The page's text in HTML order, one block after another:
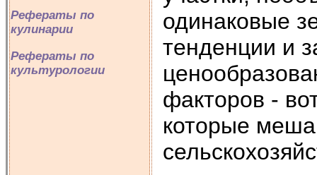
Рефераты по
кулинарии
Рефераты по
культурологии
одинаковые
тенденции и
факторов -
которые